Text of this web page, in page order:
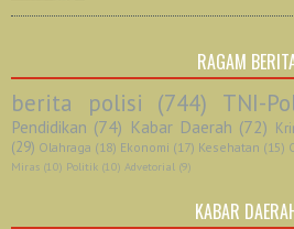
RAGAM
berita polisi (744) TNI-
Pendidikan (74) Kabar Daerah (72)
(29) Olahraga (18) Ekonomi (17) Kesehatan (15)
Miras (10) Politik (10) Advetorial (9)
KABAR